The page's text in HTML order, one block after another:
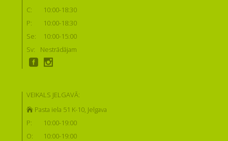
C:
10:00-18:30
P:
10:00-18:30
Se:
10:00-15:00
Sv:
Nestrādājam
VEIKALS JELGAVĀ:
Pasta iela 51 K-10, Jelgava
P:
10:00-19:00
O:
10:00-19:00